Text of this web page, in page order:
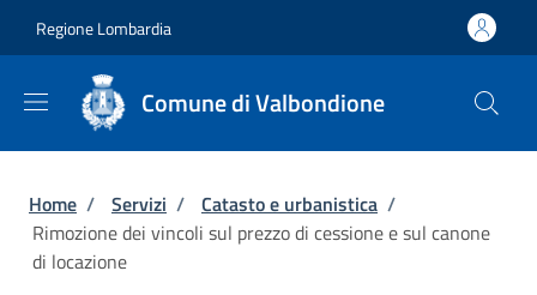
Regione Lombardia
Comune di Valbondione
Briciole di pane
Home / Servizi / Catasto e urbanistica /
Rimozione dei vincoli sul prezzo di cessione e sul canone
di locazione